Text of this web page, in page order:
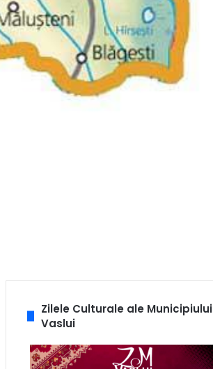
Zilele Culturale ale Municipiului
Vaslui